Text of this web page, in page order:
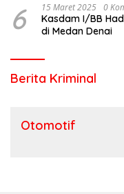
6 15 Maret 2025 0
Kasdam I/BB
di Medan Denai
Berita Kriminal
Otomotif